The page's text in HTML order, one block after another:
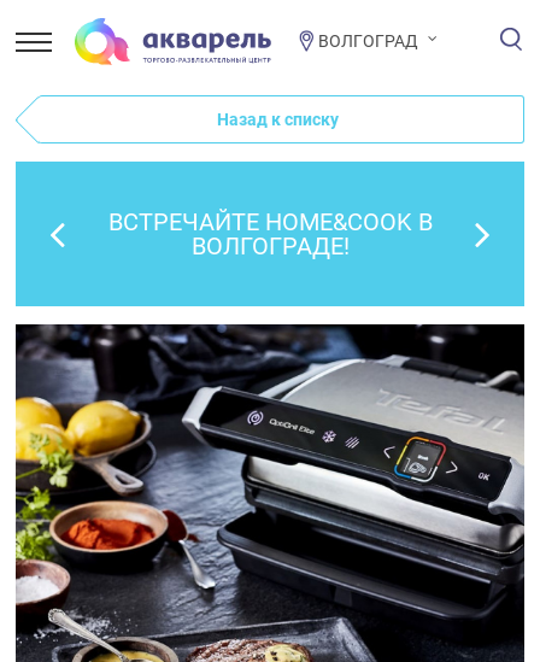
ВОЛГОГРАД
Назад к списку
ВСТРЕЧАЙТЕ HOME&COOK В
ВОЛГОГРАДЕ!